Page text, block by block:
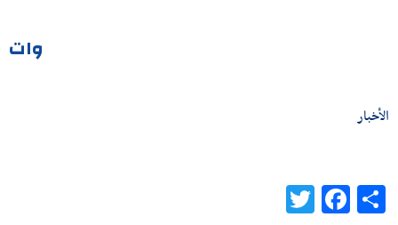
وات
الأخبار
Share
Facebook